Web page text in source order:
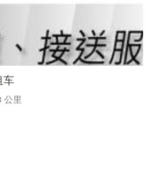
车
公里